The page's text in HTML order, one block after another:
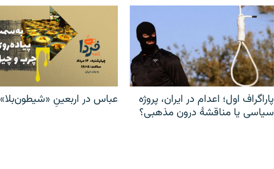
پاراگراف اول؛ اعدام در ایران، پروژه
سیاسی یا مناقشهٔ درون مذهبی؟
عباس در اربعینِ «شیطون‌بلا»